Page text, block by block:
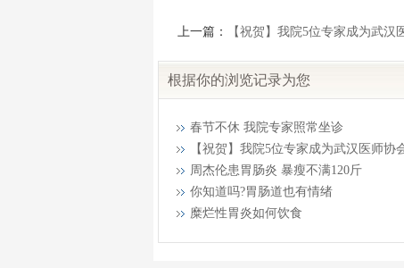
上一篇： 【祝贺】我院5位专家成为武汉
根据你的浏览记录为您
春节不休 我院专家照常坐诊
【祝贺】我院5位专家成为武汉医师协
周杰伦患胃肠炎 暴瘦不满120斤
你知道吗?胃肠道也有情绪
糜烂性胃炎如何饮食